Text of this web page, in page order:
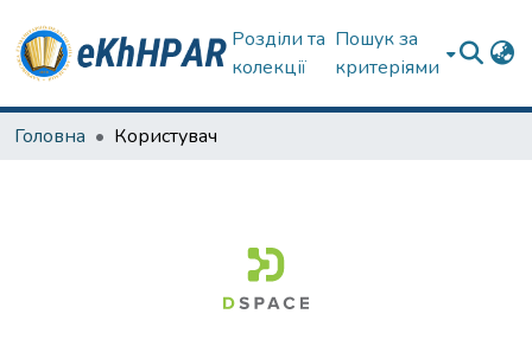
Розділи та
колекції
Пошук за
критеріями
Головна Користувач